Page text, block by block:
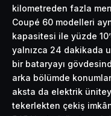
kilometreden fazla
Coupé 60 modelleri
kapasitesi ile yüzde
yalnızca 24 dakikada
bir bataryayı
arka bölümde
aksta da elektrik
tekerlekten çekiş